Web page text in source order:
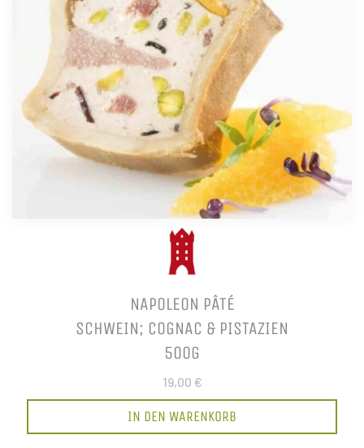
NAPOLEON PÂTÉ
SCHWEIN; COGNAC & PISTAZIEN
500G
19,00 €
IN DEN WARENKORB